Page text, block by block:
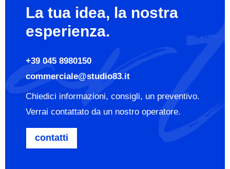
La tua idea, la nostra
esperienza.
+39 045 8980150
commerciale@studio83.it
Chiedici informazioni, consigli, un preventivo.
Verrai contattato da un nostro operatore.
contatti